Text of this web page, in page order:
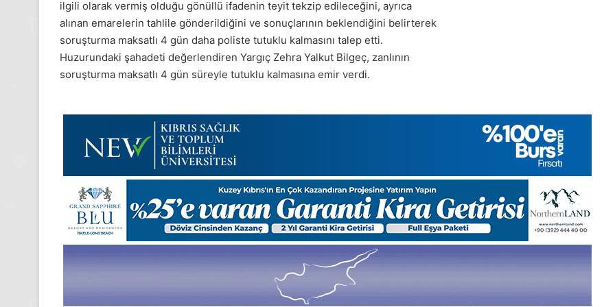
ilgili olarak vermiş olduğu gönüllü ifadenin teyit tekzip edileceğini, ayrıca
alınan emarelerin tahlile gönderildiğini ve sonuçlarının beklendiğini belirterek
soruşturma maksatlı 4 gün daha poliste tutuklu kalmasını talep etti.
Huzurundaki şahadeti değerlendiren Yargıç Zehra Yalkut Bilgeç, zanlının
soruşturma maksatlı 4 gün süreyle tutuklu kalmasına emir verdi.
Pazartesi 2025, Gıynık
1
Aralık
Pazartesi
2025,
Gıynık
Medya
1 Aralık Pazartesi 2025, Gıynık
Medya manşetleri
Kasım
28 Kasım Cuma 2025, Gıynık
Medya manşetleri